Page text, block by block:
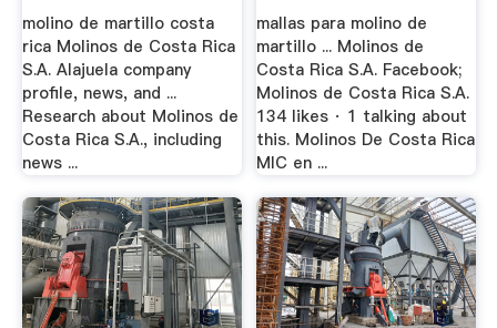
molino de martillo costa
rica Molinos de Costa Rica
S.A. Alajuela company
profile, news, and ...
Research about Molinos de
Costa Rica S.A., including
news ...
mallas para molino de
martillo ... Molinos de
Costa Rica S.A. Facebook;
Molinos de Costa Rica S.A.
134 likes · 1 talking about
this. Molinos De Costa Rica
MIC en ...